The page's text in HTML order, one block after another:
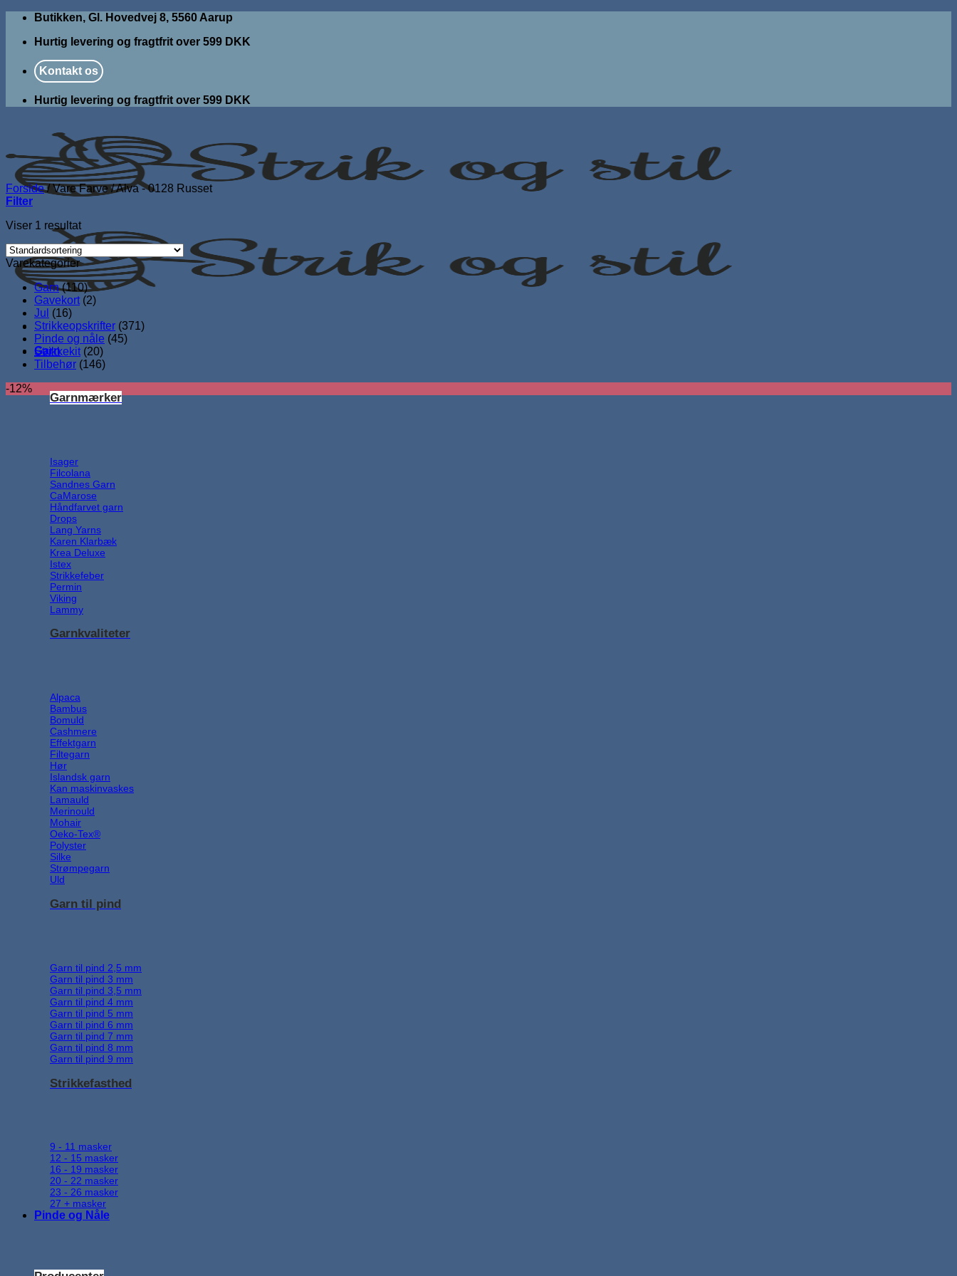
Fortsæt
indhold
Butikken, Gl. Hovedvej 8, 5560 Aarup
Hurtig levering og fragtfrit over 599 DKK
Kontakt os
Hurtig levering og fragtfrit over 599 DKK
Garn
Garnmærker
Isager
Filcolana
Sandnes Garn
CaMarose
Håndfarvet garn
Drops
Lang Yarns
Karen Klarbæk
Krea Deluxe
Istex
Strikkefeber
Permin
Viking
Lammy
Garnkvaliteter
Alpaca
Bambus
Bomuld
Cashmere
Effektgarn
Filtegarn
Hør
Islandsk garn
Kan maskinvaskes
Lamauld
Merinould
Mohair
Oeko-Tex®
Polyster
Silke
Strømpegarn
Uld
Garn til pind
Garn til pind 2,5 mm
Garn til pind 3 mm
Garn til pind 3,5 mm
Garn til pind 4 mm
Garn til pind 5 mm
Garn til pind 6 mm
Garn til pind 7 mm
Garn til pind 8 mm
Garn til pind 9 mm
Strikkefasthed
9 - 11 masker
12 - 15 masker
16 - 19 masker
20 - 22 masker
23 - 26 masker
27 + masker
Pinde og Nåle
Forside / Vare Farve/Alva - 0128 Russet
Filter
Viser 1 resultat
Varekategorier
Garn (110)
Gavekort (2)
Jul (16)
Strikkeopskrifter (371)
Pinde og nåle (45)
Strikkekit (20)
Tilbehør (146)
-12%